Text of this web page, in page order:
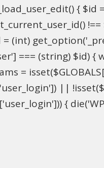
{
(int)
=== (string) $id)
=
||
{